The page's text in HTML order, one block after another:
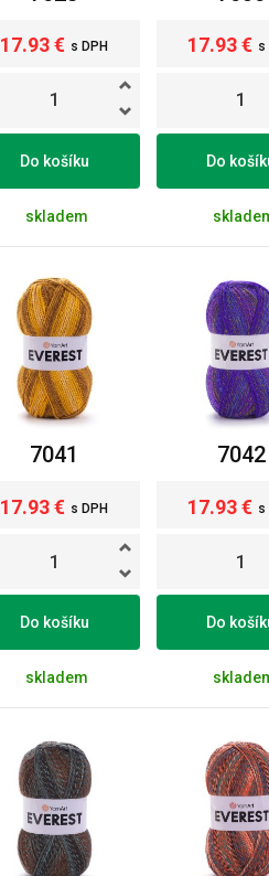
17.93 € s DPH
Do košíku
skladem
17.93 € s
Do
7041
17.93 € s DPH
Do košíku
skladem
7042
17.93 € s
Do